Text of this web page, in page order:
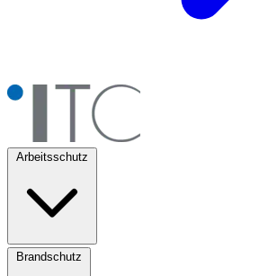
Arbeitsschutz
Brandschutz